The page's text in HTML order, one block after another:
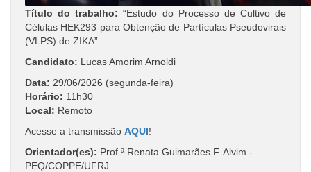
Título do trabalho: “Estudo do Processo de Cultivo de
Células HEK293 para Obtenção de Partículas Pseudovirais
(VLPS) de ZIKA”
Candidato: Lucas Amorim Arnoldi
Data: 29/06/2026 (segunda-feira)
Horário: 11h30
Local: Remoto
Acesse a transmissão AQUI!
Orientador(es): Prof.ª Renata Guimarães F. Alvim -
PEQ/COPPE/UFRJ